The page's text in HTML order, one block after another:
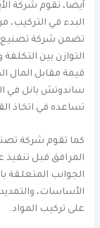
أيضا، تقوم شركة
البدء في التركيب،
تضمن شركة تصنيع
التوازن بين
قيمة مقابل المال
ساندوتش بانل في
تساعده في اتخاذ
كما تقوم شركة
المرافق قبل
الجوانب المتعلقة
الأساسات،
على تركيب المواد.